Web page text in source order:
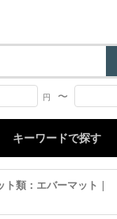
円 〜
キーワードで探す
ト類：エバーマット |